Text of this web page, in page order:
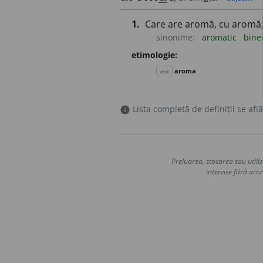
1. Care are aromă, cu aromă;
sinonime: aromatic
etimologie:
vezi aroma
info Lista completă de definiții se
Preluarea, stocarea sau
interzise fără